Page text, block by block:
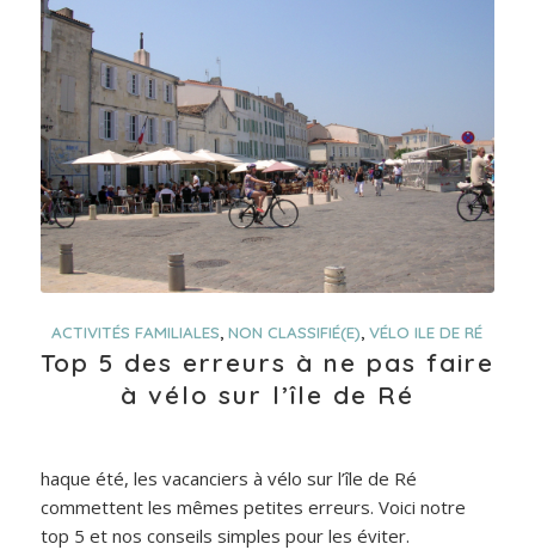
ACTIVITÉS FAMILIALES,NON CLASSIFIÉ(E),VÉLO ILE DE RÉ
Top 5 des erreurs à ne pas faire
à vélo sur l’île de Ré
haque été, les vacanciers à vélo sur l’île de Ré
commettent les mêmes petites erreurs. Voici notre
top 5 et nos conseils simples pour les éviter.